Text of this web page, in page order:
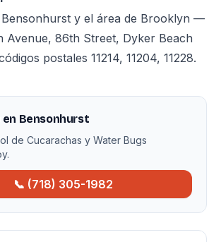
y el área de Brooklyn —
Avenue, 86th Street, Dyker Beach
postales 11214, 11204, 11228.
en Bensonhurst
de Cucarachas y Water Bugs
📞 (718) 305-1982